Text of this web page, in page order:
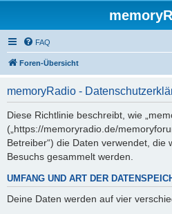
FAQ
Foren-Übersicht
memoryRadio -
Diese Richtlinie beschreibt, wie
(„https://memoryradio.de/
Betreiber“) die Daten verwendet, die
Besuchs gesammelt werden.
UMFANG UND ART DER
Deine Daten werden auf vier